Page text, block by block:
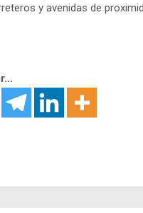
y avenidas de